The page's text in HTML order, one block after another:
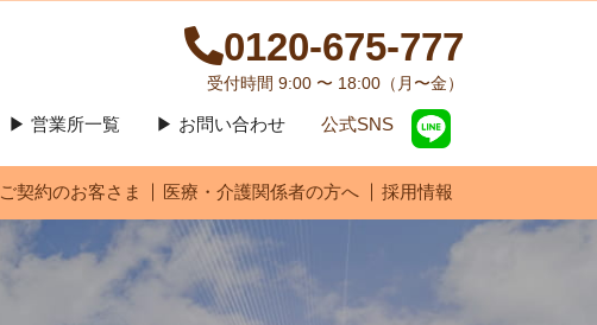
0120-675-777
受付時間 9:00 〜 18:00（月〜金）
▶ 営業所一覧 ▶ お問い合わせ 公式SNS
ご契約のお客さま 医療・介護関係者の方へ 採用情報